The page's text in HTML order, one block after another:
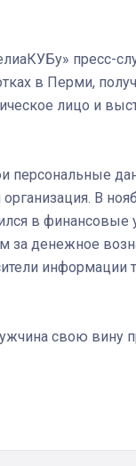
пресс-
в Перми,
лицо и
персональные
В
в финансовые
за денежное
свою вину